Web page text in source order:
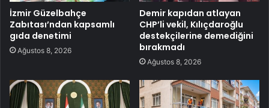
İzmir Güzelbahçe
Zabıtası’ndan kapsamlı
gıda denetimi
Ağustos 8, 2026
Demir kapıdan atlayan
CHP’li vekil, Kılıçdaroğlu
destekçilerine demediğini
bırakmadı
Ağustos 8, 2026